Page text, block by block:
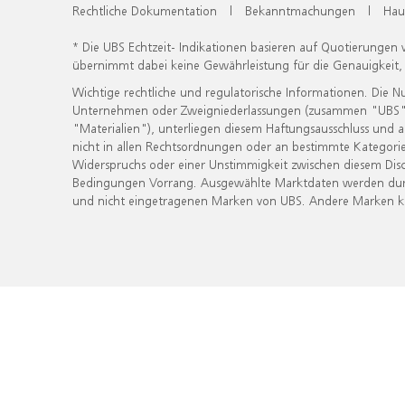
Rechtliche Dokumentation | Bekanntmachungen |
* Die UBS Echtzeit- Indikationen basieren auf
übernimmt dabei keine Gewährleistung für die
Wichtige rechtliche und regulatorische Informationen. Die
Unternehmen oder Zweigniederlassungen (zusammen
"Materialien"), unterliegen diesem Haftungsausschluss
nicht in allen Rechtsordnungen oder an bestimmte
Widerspruchs oder einer Unstimmigkeit zwischen diesem
Bedingungen Vorrang. Ausgewählte Marktdaten werden
und nicht eingetragenen Marken von UBS. Andere Marken